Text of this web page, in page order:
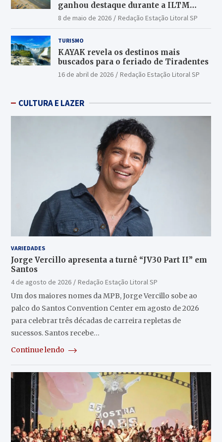
ganhou destaque durante a ILTM
Latin America 2026
8 de maio de 2026 Redação Estação Litoral SP
TURISMO
KAYAK revela os destinos mais
buscados para o feriado de Tiradentes
16 de abril de 2026 Redação Estação Litoral SP
CULTURA E LAZER
VARIEDADES
Jorge Vercillo apresenta a turnê “JV30 Part II” em
Santos
4 de agosto de 2026
Redação Estação Litoral SP
Um dos maiores nomes da MPB, Jorge Vercillo sobe ao
palco do Santos Convention Center em agosto de 2026
para celebrar três décadas de carreira repletas de
sucessos. Santos recebe…
Continue lendo